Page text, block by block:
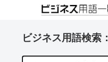
ビジネス用語検索：